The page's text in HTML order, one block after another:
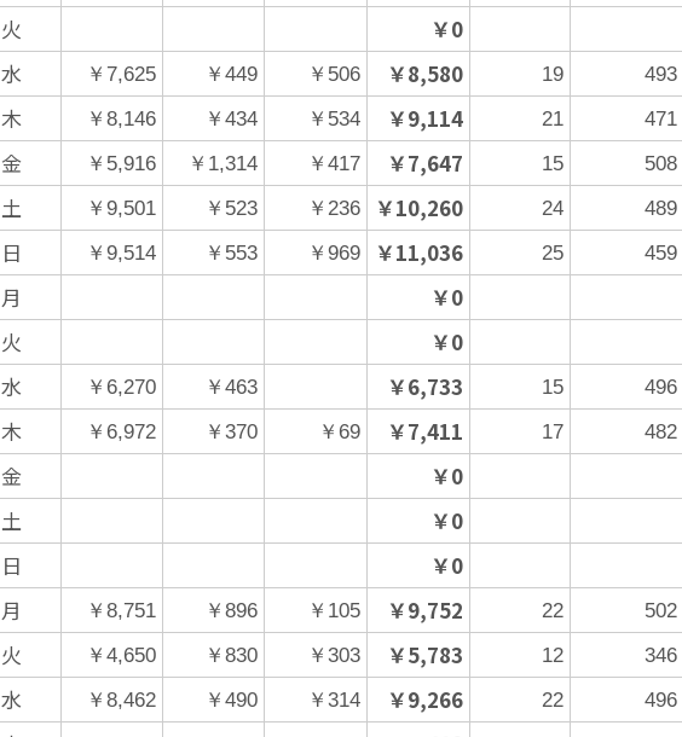
火 ￥0
水 ￥7,625 ￥449 ￥506 ￥8,580 19
493
木 ￥8,146 ￥434 ￥534 ￥9,114 21
471
金 ￥5,916 ￥1,314 ￥417 ￥7,647 15
508
土 ￥9,501 ￥523 ￥236 ￥10,260 24
489
日 ￥9,514 ￥553 ￥969 ￥11,036 25
459
月 ￥0
火 ￥0
水 ￥6,270 ￥463 ￥6,733 15
496
木 ￥6,972 ￥370 ￥69 ￥7,411 17
482
金 ￥0
土 ￥0
日 ￥0
月 ￥8,751 ￥896 ￥105 ￥9,752 22
502
火 ￥4,650 ￥830 ￥303 ￥5,783 12
346
水 ￥8,462 ￥490 ￥314 ￥9,266 22
496